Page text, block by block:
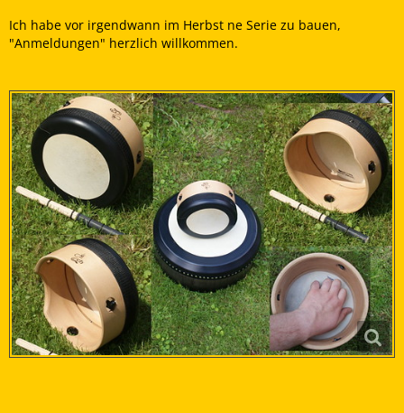
Ich habe vor irgendwann im Herbst ne Serie zu bauen,
"Anmeldungen" herzlich willkommen.